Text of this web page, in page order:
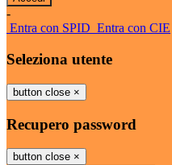
-
Entra con SPID Entra con CIE
Seleziona utente
button close ×
Recupero password
button close ×